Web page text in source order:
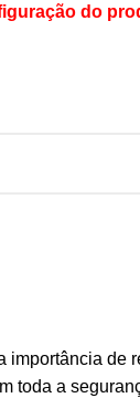
do
importância
toda a